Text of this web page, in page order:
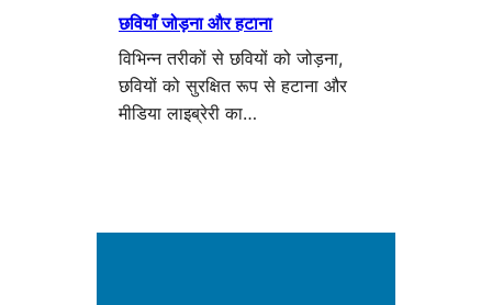
छवियाँ जोड़ना और हटाना
विभिन्न तरीकों से छवियों को जोड़ना,
छवियों को सुरक्षित रूप से हटाना और
मीडिया लाइब्रेरी का…